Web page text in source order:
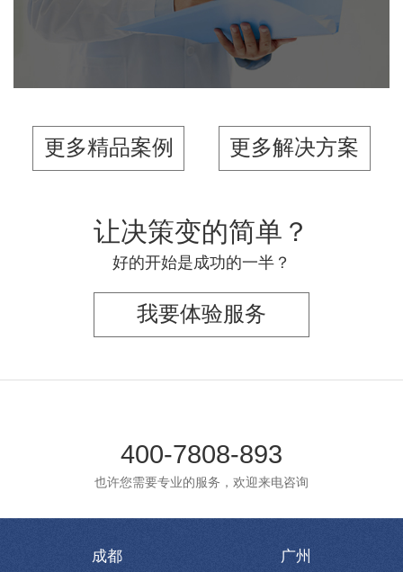
医院网站建设
定制开发
IT平台整体解决方案
更多精品案例 更多解决方案
让决策变的简单？
好的开始是成功的一半？
我要体验服务
400-7808-893
也许您需要专业的服务，欢迎来电咨询
成都 广州